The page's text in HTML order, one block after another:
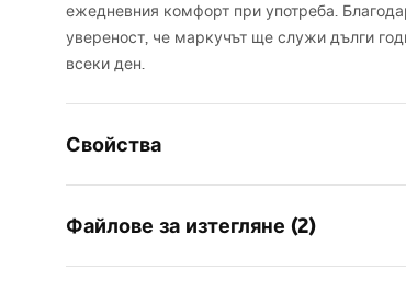
ежедневния комфорт при употреба.
увереност, че маркучът ще служи дълги
всеки ден.
Свойства
Гаранция
Материал
Файлове за изтегляне (2)